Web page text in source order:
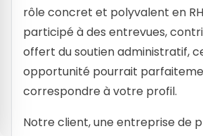
rôle concret et polyvalent en RH
participé à des entrevues,
offert du soutien administratif,
opportunité pourrait
correspondre à votre profil.
Notre client, une entreprise de